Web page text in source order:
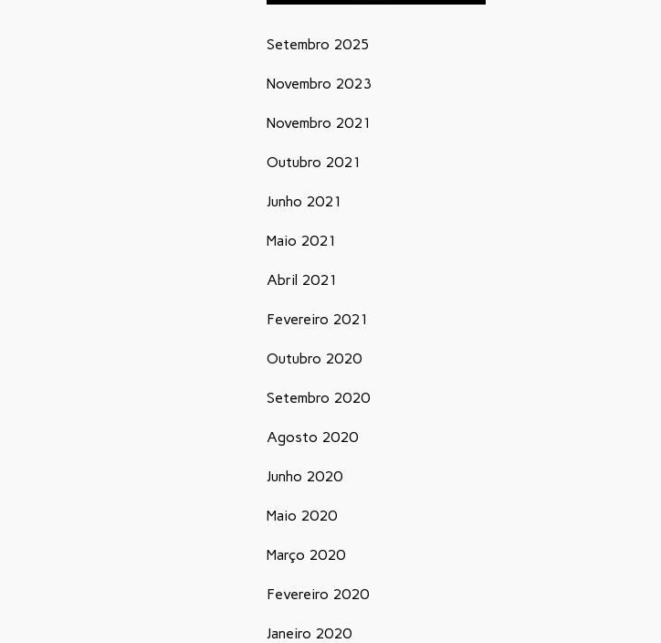
Setembro 2025
Novembro 2023
Novembro 2021
Outubro 2021
Junho 2021
Maio 2021
Abril 2021
Fevereiro 2021
Outubro 2020
Setembro 2020
Agosto 2020
Junho 2020
Maio 2020
Março 2020
Fevereiro 2020
Janeiro 2020